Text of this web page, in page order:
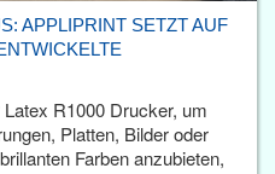
APPLIPRINT SETZT AUF
R1000 Drucker, um
Platten, Bilder oder
Farben anzubieten,